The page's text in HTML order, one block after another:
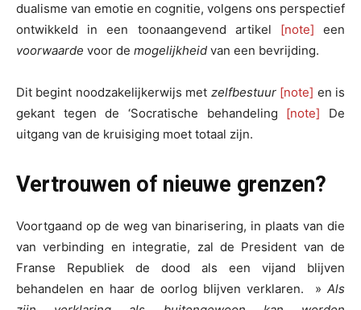
dualisme van emotie en cognitie, volgens ons perspectief
ontwikkeld in een toonaangevend artikel
[note]een
voorwaarde voor de mogelijkheid van een bevrijding.
Dit begint noodzakelijkerwijs met zelfbestuur [note] en is
gekant tegen de ‘Socratische behandeling
[note] De
uitgang van de kruisiging moet totaal zijn.
Vertrouwen of nieuwe grenzen?
Voortgaand op de weg van binarisering, in plaats van die
van verbinding en integratie, zal de President van de
Franse Republiek de dood als een vijand blijven
behandelen en haar de oorlog blijven verklaren. » Als